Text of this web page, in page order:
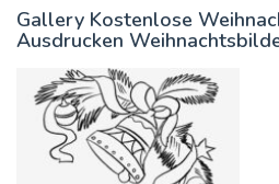
Gallery Kostenlose
Ausdrucken